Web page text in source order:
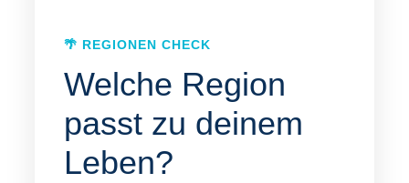
🌴 REGIONEN CHECK
Welche Region
passt zu deinem
Leben?